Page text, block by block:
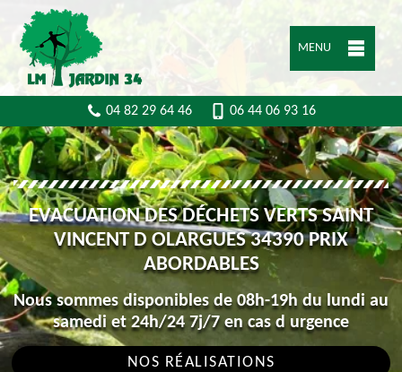
MENU
04 82 29 64 46 06 44 06 93 16
EVACUATION DES DÉCHETS VERTS SAINT
VINCENT D OLARGUES 34390 PRIX
ABORDABLES
Nous sommes disponibles de 08h-19h du lundi au
samedi et 24h/24 7j/7 en cas d urgence
NOS RÉALISATIONS